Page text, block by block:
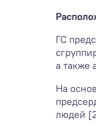
ГС
а также
На
людей